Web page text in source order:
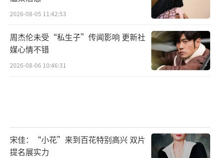
2026-08-05 11:42:53
周杰伦未受“私生子”传闻影响 更新社
媒心情不错
2026-08-06 10:46:31
宋佳：“小花”来到百花特别高兴 双片
提名展实力